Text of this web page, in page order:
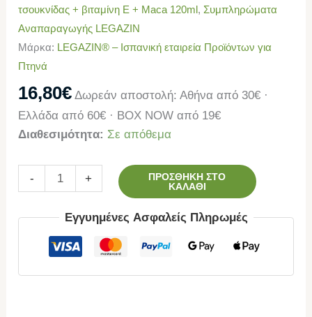
τσουκνίδας + βιταμίνη E + Maca 120ml, Συμπληρώματα
Αναπαραγωγής LEGAZIN
Μάρκα: LEGAZIN® – Ισπανική εταιρεία Προϊόντων για
Πτηνά
16,80€ Δωρεάν αποστολή: Αθήνα από 30€ ·
Ελλάδα από 60€ · BOX NOW από 19€
Διαθεσιμότητα: Σε απόθεμα
- +
ΠΡΟΣΘΉΚΗ ΣΤΟ
ΚΑΛΆΘΙ
Εγγυημένες Ασφαλείς Πληρωμές